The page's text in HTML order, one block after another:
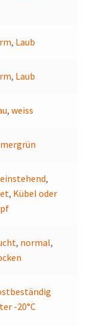
, Laub
, Laub
,weiss
,
, Kübel oder
, normal,
-20°C